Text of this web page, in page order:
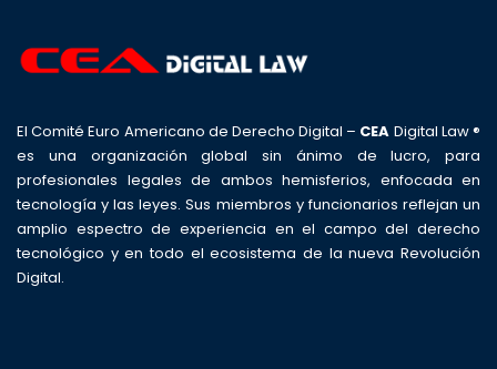
El Comité Euro Americano de Derecho Digital – CEA Digital Law ®
es una organización global sin ánimo de lucro, para
profesionales legales de ambos hemisferios, enfocada en
tecnología y las leyes. Sus miembros y funcionarios reflejan un
amplio espectro de experiencia en el campo del derecho
tecnológico y en todo el ecosistema de la nueva Revolución
Digital.